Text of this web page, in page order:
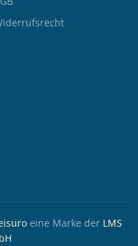
eine Marke der LMS